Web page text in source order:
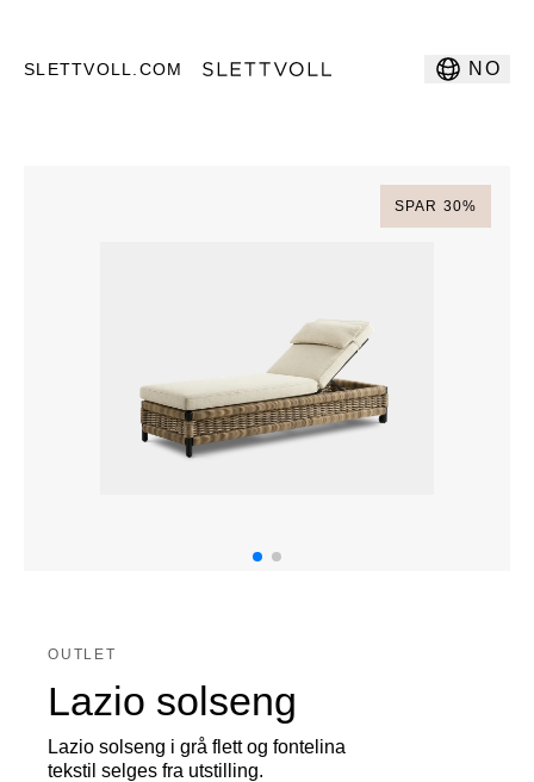
SLETTVOLL.COM NO
SPAR 30%
OUTLET
Lazio solseng
Lazio solseng i grå flett og fontelina
tekstil selges fra utstilling.